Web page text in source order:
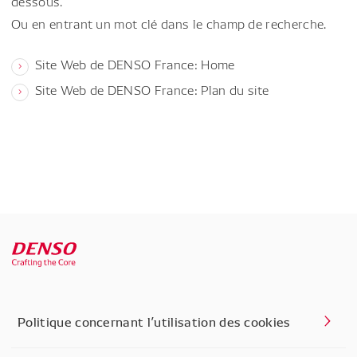
Ou en entrant un mot clé dans le champ de recherche.
Site Web de DENSO France: Home
Site Web de DENSO France: Plan du site
Politique concernant l’utilisation des cookies